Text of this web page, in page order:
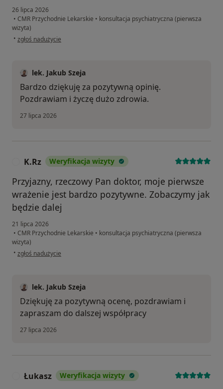
26 lipca 2026
• CMR Przychodnie Lekarskie • konsultacja psychiatryczna (pierwsza
wizyta)
• w opinii użytkownika M
zgłoś nadużycie
lek. Jakub Szeja
Bardzo dziękuję za pozytywną opinię.
Pozdrawiam i życzę dużo zdrowia.
27 lipca 2026
K.Rz Weryfikacja wizyty
Przyjazny, rzeczowy Pan doktor, moje pierwsze
wrażenie jest bardzo pozytywne. Zobaczymy jak
będzie dalej
21 lipca 2026
• CMR Przychodnie Lekarskie • konsultacja psychiatryczna (pierwsza
wizyta)
• w opinii użytkownika K.Rz
zgłoś nadużycie
lek. Jakub Szeja
Dziękuję za pozytywną ocenę, pozdrawiam i
zapraszam do dalszej współpracy
27 lipca 2026
Łukasz Weryfikacja wizyty